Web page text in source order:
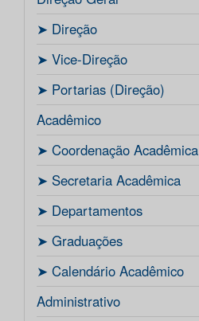
ㅤ➤ Direção
ㅤ➤ Vice-Direção
ㅤ➤ Portarias (Direção)
Acadêmico
ㅤ➤ Coordenação Acadêmica
ㅤㅤ➤ Secretaria Acadêmica
ㅤ➤ Departamentos
ㅤ➤ Graduações
ㅤ➤ Calendário Acadêmico
Administrativo